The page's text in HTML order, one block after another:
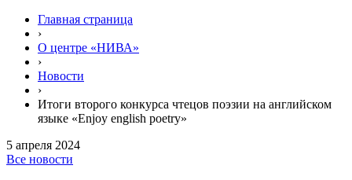
Главная страница
›
О центре «НИВА»
›
Новости
›
Итоги второго конкурса чтецов поэзии на английском
языке «Enjoy english poetry»
5 апреля 2024
Все новости